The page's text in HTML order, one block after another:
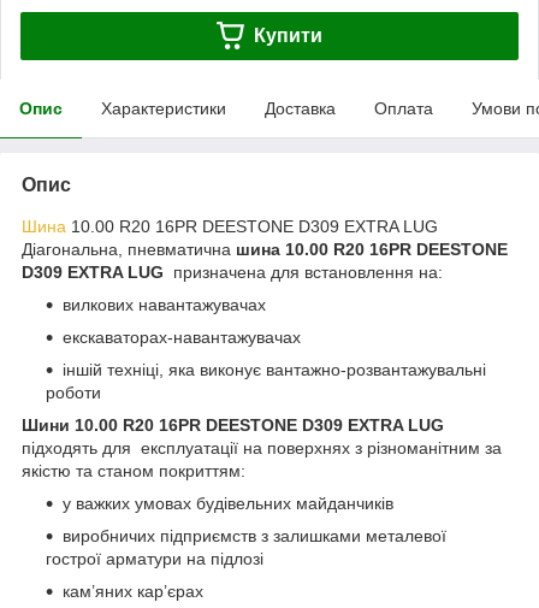
Купити
Опис Характеристики Доставка Оплата Умови
Опис
Шина 10.00 R20 16PR DEESTONE D309 EXTRA LUG
Діагональна, пневматична шина 10.00 R20 16PR DEESTONE
D309 EXTRA LUG призначена для встановлення на:
вилкових навантажувачах
екскаваторах-навантажувачах
іншій техніці, яка виконує вантажно-розвантажувальні
роботи
Шини 10.00 R20 16PR DEESTONE D309 EXTRA LUG
підходять для експлуатації на поверхнях з різноманітним за
якістю та станом покриттям:
у важких умовах будівельних майданчиків
виробничих підприємств з залишками металевої
гострої арматури на підлозі
кам’яних кар’єрах